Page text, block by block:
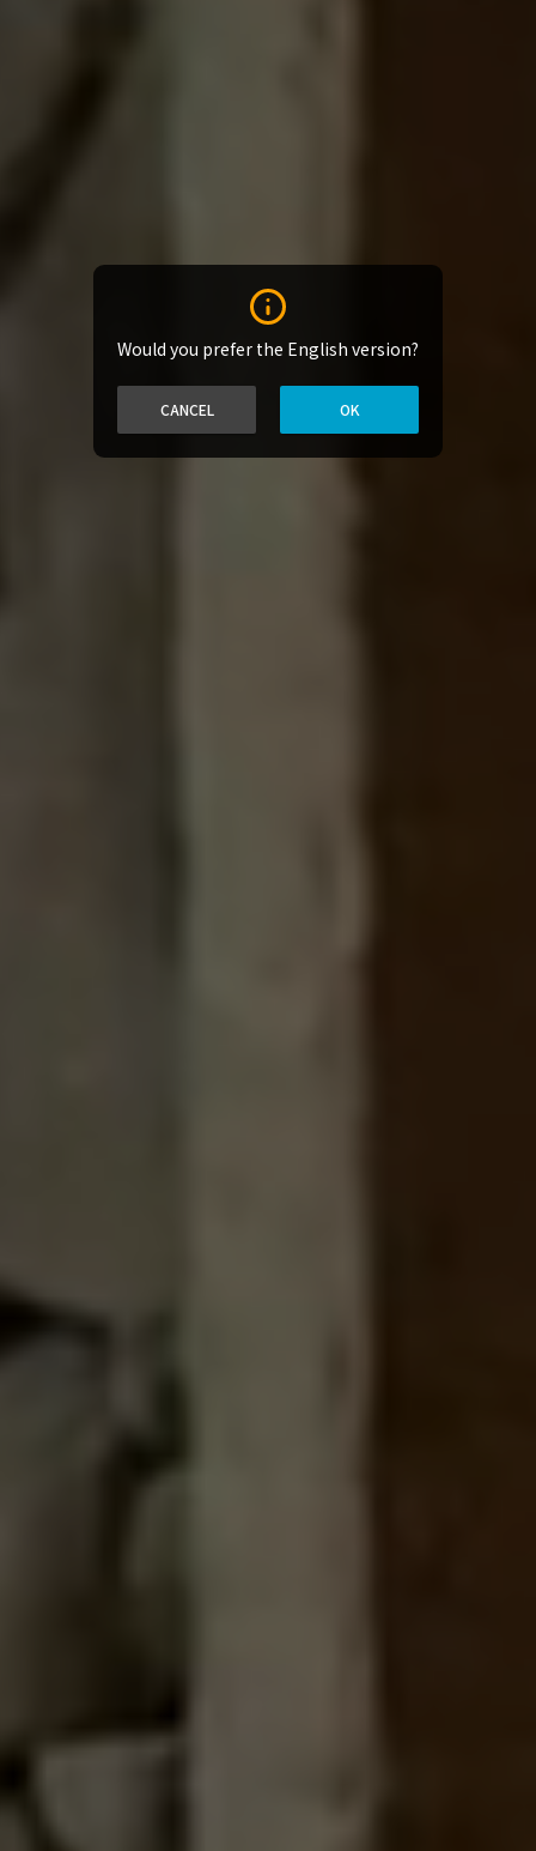
Would you prefer the English version?
CANCEL OK